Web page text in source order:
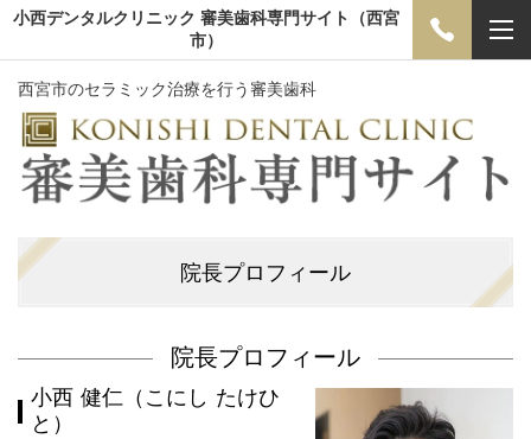
小西デンタルクリニック 審美歯科専門サイト（西宮
市）
西宮市のセラミック治療を行う審美歯科
院長プロフィール
院長プロフィール
小西 健仁（こにし たけひ
と）